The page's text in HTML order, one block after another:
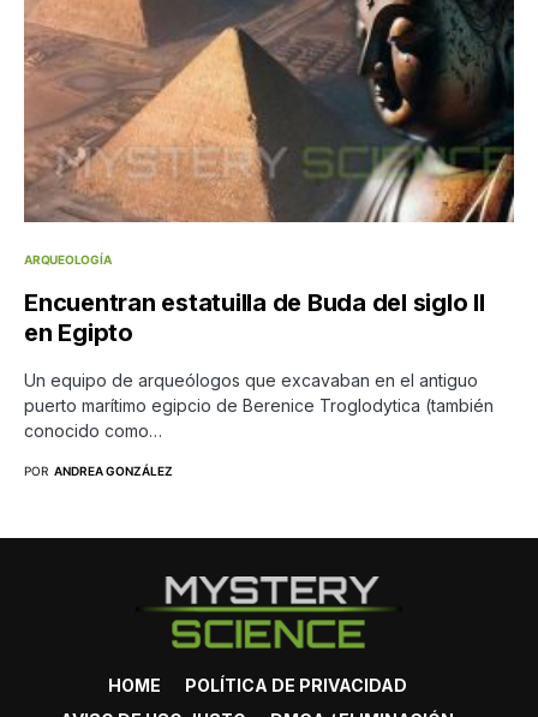
ARQUEOLOGÍA
Encuentran estatuilla de Buda del siglo II
en Egipto
Un equipo de arqueólogos que excavaban en el antiguo
puerto marítimo egipcio de Berenice Troglodytica (también
conocido como…
POR ANDREA GONZÁLEZ
HOME
POLÍTICA DE PRIVACIDAD